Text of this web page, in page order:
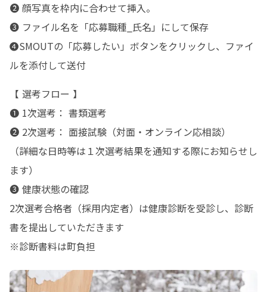
❷ 顔写真を枠内に合わせて挿入。
❸ ファイル名を「応募職種_氏名」にして保存
❹SMOUTの「応募したい」ボタンをクリックし、ファイ
ルを添付して送付
【 選考フロー 】
❶ 1次選考： 書類選考
❷ 2次選考： 面接試験（対面・オンライン応相談）
（詳細な日時等は１次選考結果を通知する際にお知らせし
ます）
❸ 健康状態の確認
2次選考合格者（採用内定者）は健康診断を受診し、診断
書を提出していただきます
※診断書料は町負担